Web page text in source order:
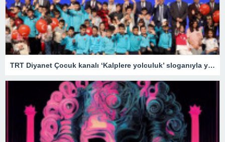
TRT Diyanet Çocuk kanalı ‘Kalplere yolculuk’ sloganıyla yayın hayatına başladı